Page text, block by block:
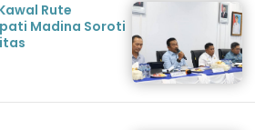
Rute
Madina Soroti